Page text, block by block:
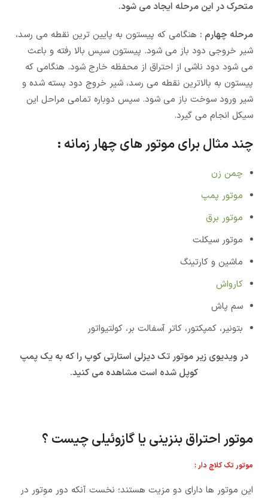
متحرک در این مرحله ایجاد می شود.
مرحله چهارم : هنگامی که پیستون به پایین ترین نقطه می رسد،
شیر خروجی دود باز می شود. پیستون سپس بالا رفته و باعث
می شود دود ناشی از احتراق از محفظه خارج شود. هنگامی که
پیستون به بالاترین نقطه می رسد، شیر خروج دود بسته شده و
شیر ورود سوخت باز می شود. سپس دوباره تمامی مراحل این
سیکل انجام می گیرد.
چند مثال برای موتور های چهار زمانه :
چمن زن
موتور پمپ
موتور برق
موتور سیکلت
ماشین و کارتینگ
کارواش
سم پاش
بتونیر، کمپکتور، کاتر آسفالت بر، کولتیواتور
در ویدیوی زیر موتور تک دیزلی استارتی کوپ را که به یک پمپ
کوپل شده است مشاهده می کنید.
موتور احتراق بنزینی یا گازوئیلی چیست ؟
موتور تک کلاچ دار :
این موتور ها دارای دو مزیت هستند؛ نخست آنکه دور موتور در